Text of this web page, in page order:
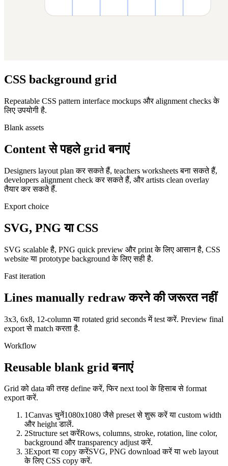
CSS background grid
Repeatable CSS pattern interface mockups और alignment checks के
लिए उपयोगी है.
Blank assets
Content से पहले grid बनाएं
Designers layout plan कर सकते हैं, teachers worksheets बना सकते हैं,
developers alignment check कर सकते हैं, और artists clean overlay
तैयार कर सकते हैं.
Export choice
SVG, PNG या CSS
SVG scalable है, PNG quick preview और print के लिए आसान है, CSS
website या prototype background के लिए सही है.
Fast iteration
Lines manually redraw करने की जरूरत नहीं
3x3, 6x8, 12-column या rotated grid seconds में test करें. Preview final
export से match करता है.
Workflow
Reusable blank grid बनाएं
Grid को data की तरह define करें, फिर next tool के हिसाब से format
export करें.
1Canvas चुनें1080x1080 जैसे preset से शुरू करें या custom width
और height डालें.
2Structure set करेंRows, columns, stroke, rotation, line color,
background और transparency adjust करें.
3Export या copy करेंSVG, PNG download करें या web layout
के लिए CSS copy करें.